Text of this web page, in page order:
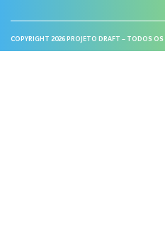
COPYRIGHT 2026 PROJETO DRAFT – TODOS